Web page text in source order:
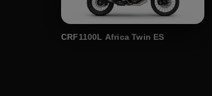
CRF1100L Africa Twin ES